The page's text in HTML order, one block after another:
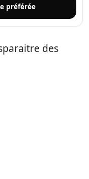
préférée
des